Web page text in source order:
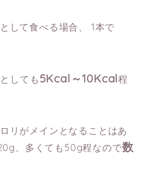
して食べる場合、
1本で
しても5Kcal～10Kcal程
リがメインとなることはあ
、多くても50g程なので数